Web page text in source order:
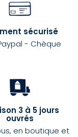
sécurisé
- Chèque
3 à 5 jours
ouvrés
en boutique et